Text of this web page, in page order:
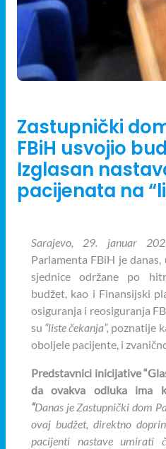
Zastupnički
FBiH usvojio
Izglasan
pacijenata na
Sarajevo, 29. januar
Parlamenta FBiH je
sjednice održane po
budžet, kao i Finansijski
osiguranja i reosiguranja
su “liste čekanja”, poznatije
oboljele pacijente, i
Predstavnici inicijative
da ovakva odluka ima
“Danas je Zastupnički dom
ovaj budžet, direktno
pacijenti nastave umirati